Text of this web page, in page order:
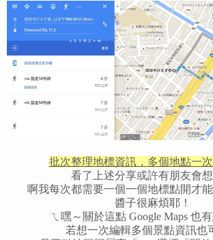
批次整理地標資訊，多個地點一
看了上述分享或許有朋友會想
啊我每次都需要一個一個地標點開才
醬子很麻煩耶！
ㄟ嘿～關於這點 Google Maps 也
若想一次編輯多個景點資訊也